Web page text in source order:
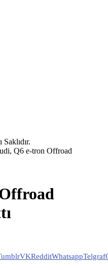
Q6 e-tron Offroad
VKRedditWhatsappTelgraf